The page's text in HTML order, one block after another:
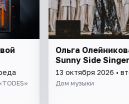
Ольга
Sunny Side
13 октября 2026 •
Дом музыки